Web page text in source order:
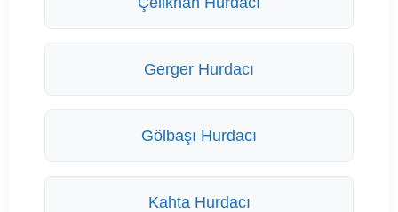
Gerger Hurdacı
Gölbaşı Hurdacı
Kahta Hurdacı